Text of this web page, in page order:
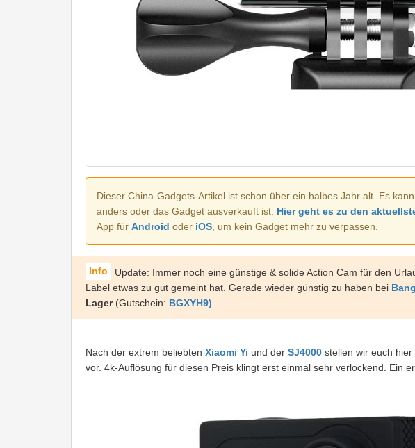
Dieser China-Gadgets-Artikel ist schon über ein halbes Jahr alt. Es
anders oder das Gadget ausverkauft ist. Hier geht es zu den
App für Android oder iOS , um kein Gadget mehr zu verpassen.
Update: Immer noch eine günstige & solide Action Cam für den
Label etwas zu gut gemeint hat. Gerade wieder günstig zu haben bei
Lager(Gutschein: BGXYH9)
Nach der extrem beliebten Xiaomi Yi und der SJ4000 stellen wir euch
vor. 4k-Auflösung für diesen Preis klingt erst einmal sehr verlockend. Ein